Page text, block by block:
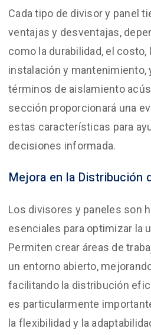
Cada tipo de divisor y panel
ventajas y desventajas,
como la durabilidad, el costo,
instalación y mantenimiento,
términos de aislamiento
sección proporcionará una
estas características para
decisiones informada.
Mejora en la Distribución
Los divisores y paneles son
esenciales para optimizar la
Permiten crear áreas de
un entorno abierto,
facilitando la distribución
es particularmente
la flexibilidad y la